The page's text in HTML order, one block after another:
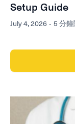
Setup Guide
July 4, 2026 - 5 分